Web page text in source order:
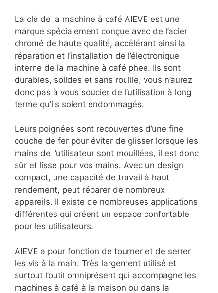
La clé de la machine à café AIEVE est une
marque spécialement conçue avec de l’acier
chromé de haute qualité, accélérant ainsi la
réparation et l’installation de l’électronique
interne de la machine à café phee. Ils sont
durables, solides et sans rouille, vous n’aurez
donc pas à vous soucier de l’utilisation à long
terme qu’ils soient endommagés.
Leurs poignées sont recouvertes d’une fine
couche de fer pour éviter de glisser lorsque les
mains de l’utilisateur sont mouillées, il est donc
sûr et lisse pour vos mains. Avec un design
compact, une capacité de travail à haut
rendement, peut réparer de nombreux
appareils. Il existe de nombreuses applications
différentes qui créent un espace confortable
pour les utilisateurs.
AIEVE a pour fonction de tourner et de serrer
les vis à la main. Très largement utilisé et
surtout l’outil omniprésent qui accompagne les
machines à café à la maison ou dans la